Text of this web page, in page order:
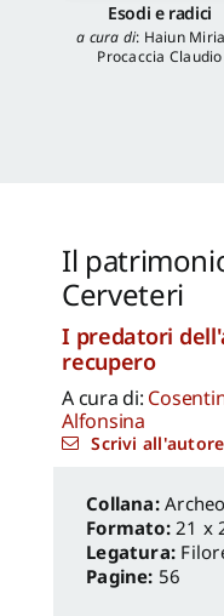
Esodi e radici
a cura di: Haiun
Procaccia Claudio
Il
Cerveteri
I predatori
recupero
A cura di:
Alfonsina
Scrivi
Formato:21 x
Legatura:
Pagine: 56